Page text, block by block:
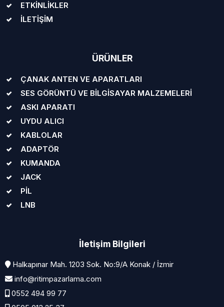
ETKİNLİKLER
İLETİŞİM
ÜRÜNLER
ÇANAK ANTEN VE APARATLARI
SES GÖRÜNTÜ VE BİLGİSAYAR MALZEMELERİ
ASKI APARATI
UYDU ALICI
KABLOLAR
ADAPTÖR
KUMANDA
JACK
PİL
LNB
İletişim Bilgileri
Halkapınar Mah. 1203 Sok. No:9/A Konak / İzmir
info@ritimpazarlama.com
0552 494 99 77